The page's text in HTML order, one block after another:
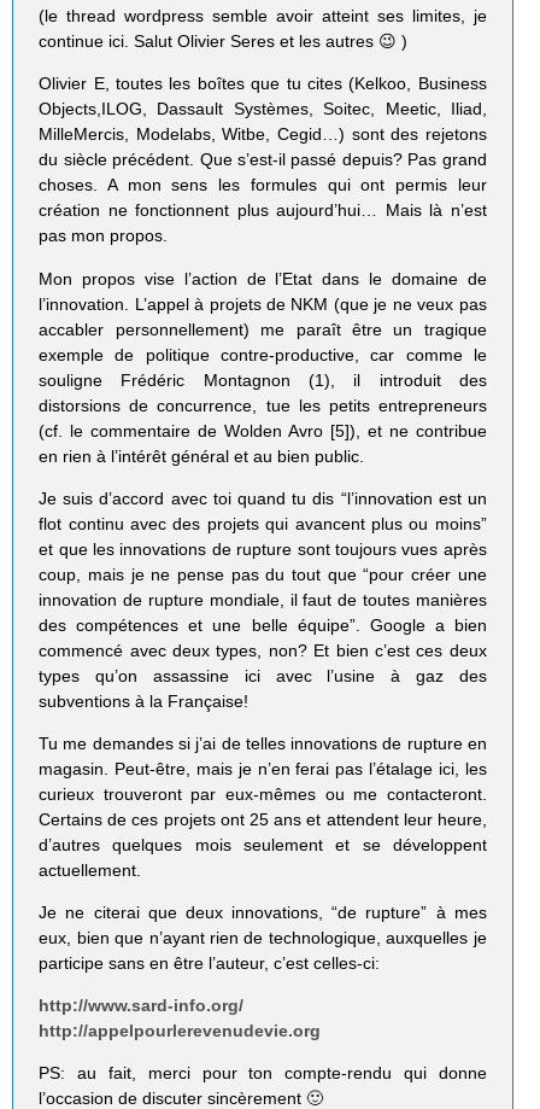
(le thread wordpress semble avoir atteint ses limites, je
continue ici. Salut Olivier Seres et les autres 😉 )
Olivier E, toutes les boîtes que tu cites (Kelkoo, Business
Objects,ILOG, Dassault Systèmes, Soitec, Meetic, Iliad,
MilleMercis, Modelabs, Witbe, Cegid…) sont des rejetons
du siècle précédent. Que s’est-il passé depuis? Pas grand
choses. A mon sens les formules qui ont permis leur
création ne fonctionnent plus aujourd’hui… Mais là n’est
pas mon propos.
Mon propos vise l’action de l’Etat dans le domaine de
l’innovation. L’appel à projets de NKM (que je ne veux pas
accabler personnellement) me paraît être un tragique
exemple de politique contre-productive, car comme le
souligne Frédéric Montagnon (1), il introduit des
distorsions de concurrence, tue les petits entrepreneurs
(cf. le commentaire de Wolden Avro [5]), et ne contribue
en rien à l’intérêt général et au bien public.
Je suis d’accord avec toi quand tu dis “l’innovation est un
flot continu avec des projets qui avancent plus ou moins”
et que les innovations de rupture sont toujours vues après
coup, mais je ne pense pas du tout que “pour créer une
innovation de rupture mondiale, il faut de toutes manières
des compétences et une belle équipe”. Google a bien
commencé avec deux types, non? Et bien c’est ces deux
types qu’on assassine ici avec l’usine à gaz des
subventions à la Française!
Tu me demandes si j’ai de telles innovations de rupture en
magasin. Peut-être, mais je n’en ferai pas l’étalage ici, les
curieux trouveront par eux-mêmes ou me contacteront.
Certains de ces projets ont 25 ans et attendent leur heure,
d’autres quelques mois seulement et se développent
actuellement.
Je ne citerai que deux innovations, “de rupture” à mes
eux, bien que n’ayant rien de technologique, auxquelles je
participe sans en être l’auteur, c’est celles-ci:
http://www.sard-info.org/
http://appelpourlerevenudevie.org
PS: au fait, merci pour ton compte-rendu qui donne
l’occasion de discuter sincèrement 🙂